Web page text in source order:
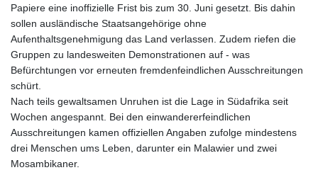
Papiere eine inoffizielle Frist bis zum 30. Juni gesetzt. Bis dahin
sollen ausländische Staatsangehörige ohne
Aufenthaltsgenehmigung das Land verlassen. Zudem riefen die
Gruppen zu landesweiten Demonstrationen auf - was
Befürchtungen vor erneuten fremdenfeindlichen Ausschreitungen
schürt.
Nach teils gewaltsamen Unruhen ist die Lage in Südafrika seit
Wochen angespannt. Bei den einwandererfeindlichen
Ausschreitungen kamen offiziellen Angaben zufolge mindestens
drei Menschen ums Leben, darunter ein Malawier und zwei
Mosambikaner.